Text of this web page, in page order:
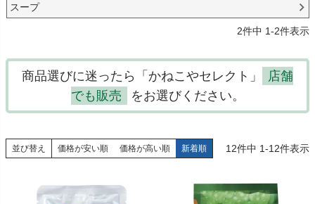
スープ
2件中 1-2件表示
商品選びに迷ったら「かねこやセレクト」
店舗
でも販売
をお選びください。
並び替え 価格が安い順 価格が高い順 新着順 12件中 1-12件表示